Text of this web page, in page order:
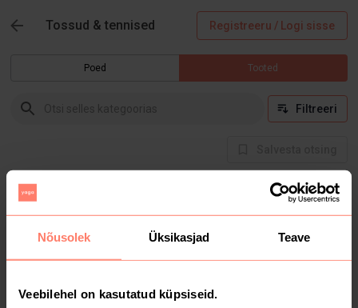
Nõusolek Üksikasjad Teave
Veebilehel on kasutatud küpsiseid.
Tossud & tennised Registreeru / Logi sisse
Poed Tooted
Filtreeri
Hetkel selles kategoorias tooteid ei ole